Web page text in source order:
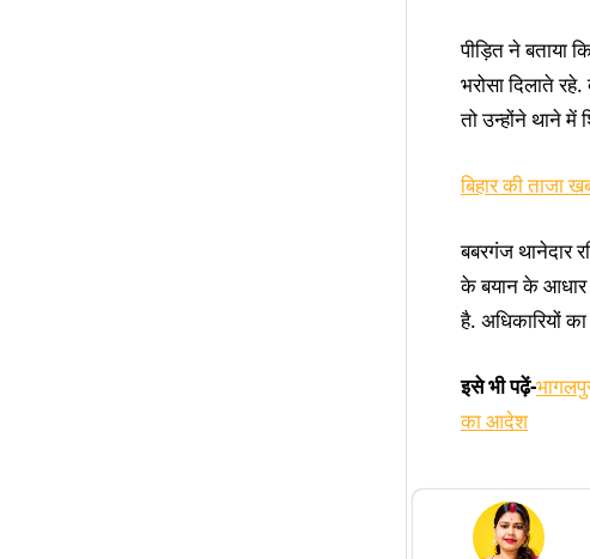
पीड़ित ने बताया
भरोसा दिलाते
तो उन्होंने थाने में
बिहार की ताजा
बबरगंज थानेदार
के बयान के आधार
है. अधिकारियों
इसे भी पढ़ें-
का आदेश